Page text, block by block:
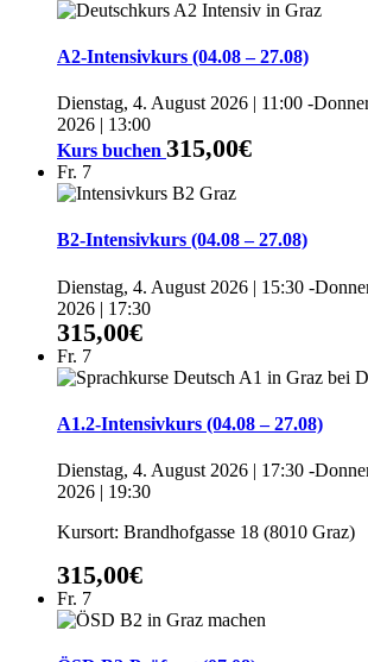
A2-Intensivkurs (04.08 – 27.08)
Dienstag, 4. August 2026 | 11:00 -
2026 | 13:00
Kurs buchen 315,00€
Fr. 7
B2-Intensivkurs (04.08 – 27.08)
Dienstag, 4. August 2026 | 15:30 -
2026 | 17:30
315,00€
Fr. 7
A1.2-Intensivkurs (04.08 – 27.08)
Dienstag, 4. August 2026 | 17:30 -
2026 | 19:30
Kursort: Brandhofgasse 18 (8010 Graz)
315,00€
Fr. 7